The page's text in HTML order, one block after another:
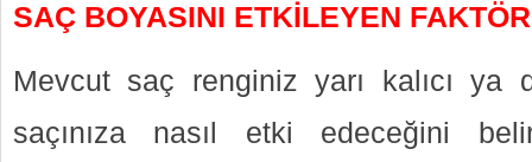
SAÇ BOYASINI ETKİLEYEN
Mevcut saç renginiz yarı kalıcı ya
saçınıza nasıl etki edeceğini